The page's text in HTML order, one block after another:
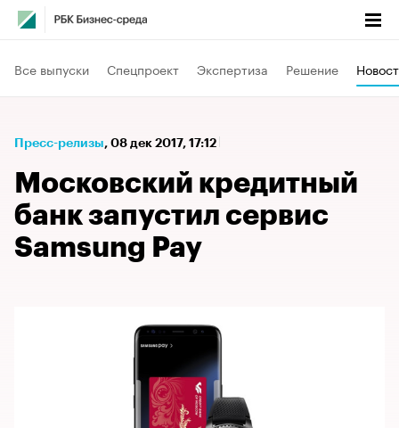
Все выпуски Спецпроект Экспертиза Решение
Пресс-релизы⁠, 08 дек 2017, 17:12
Московский кредитный
банк запустил сервис
Samsung Pay